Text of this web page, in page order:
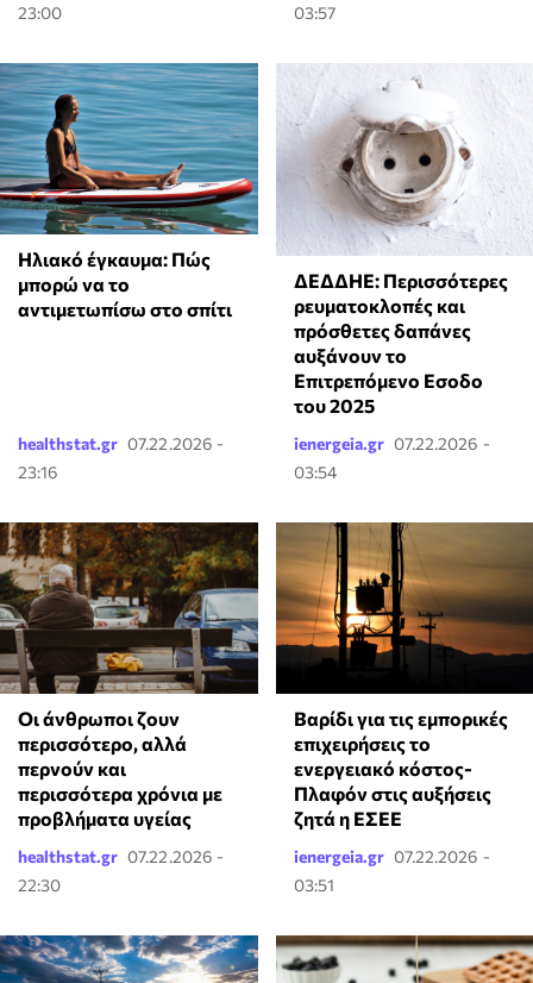
23:00
03:57
Ηλιακό έγκαυμα: Πώς
μπορώ να το
αντιμετωπίσω στο σπίτι
healthstat.gr 07.22.2026 -
23:16
ΔΕΔΔΗΕ: Περισσότερες
ρευματοκλοπές και
πρόσθετες δαπάνες
αυξάνουν το
Επιτρεπόμενο Εσοδο
του 2025
ienergeia.gr 07.22.2026 -
03:54
Οι άνθρωποι ζουν
περισσότερο, αλλά
περνούν και
περισσότερα χρόνια με
προβλήματα υγείας
healthstat.gr 07.22.2026 -
22:30
Βαρίδι για τις εμπορικές
επιχειρήσεις το
ενεργειακό κόστος-
Πλαφόν στις αυξήσεις
ζητά η ΕΣΕΕ
ienergeia.gr 07.22.2026 -
03:51